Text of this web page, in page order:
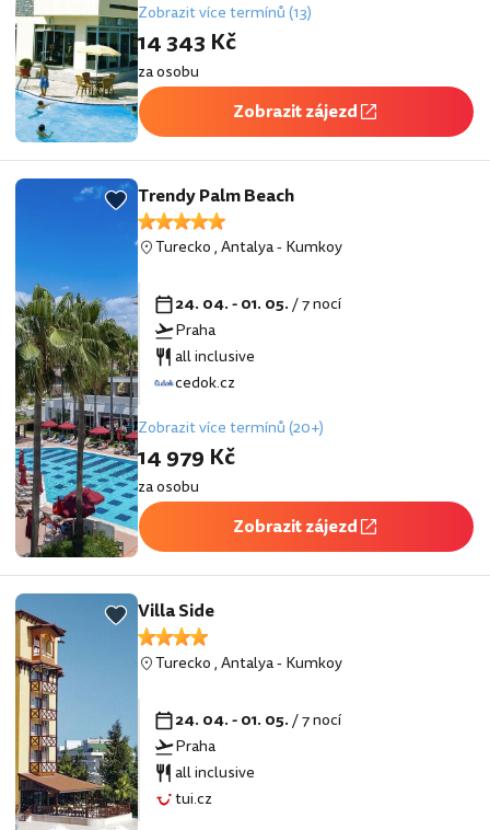
Zobrazit více termínů (13)
14 343 Kč
za osobu
Zobrazit zájezd
Trendy Palm Beach
Turecko,Antalya-Kumkoy
24. 04. - 01. 05./ 7 nocí
Praha
all inclusive
cedok.cz
Zobrazit více termínů (20+)
14 979 Kč
za osobu
Zobrazit zájezd
Villa Side
Turecko,Antalya-Kumkoy
24. 04. - 01. 05./ 7 nocí
Praha
all inclusive
tui.cz